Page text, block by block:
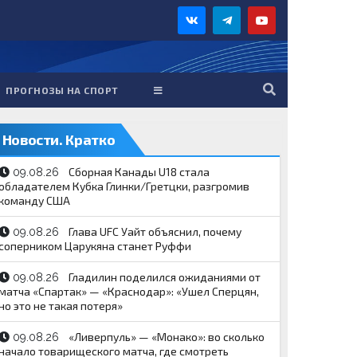
ПРОГНОЗЫ НА СПОРТ
Новости. Кратко
09.08.26
Сборная Канады U18 стала
Кубка Глинки/Гретцки, разгромив
США
09.08.26
Глава UFC Уайт объяснил, почему
Царукяна станет Руффи
09.08.26
Гладилин поделился ожиданиями от
«Спартак» — «Краснодар»: «Ушел Сперцян,
это не такая потеря»
09.08.26
«Ливерпуль» — «Монако»: во сколько
товарищеского матча, где смотреть